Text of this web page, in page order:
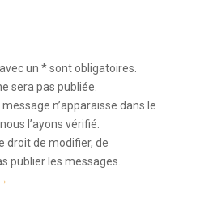
un * sont obligatoires.
sera pas publiée.
n’apparaisse dans le
l’ayons vérifié.
droit de modifier, de
publier les messages.